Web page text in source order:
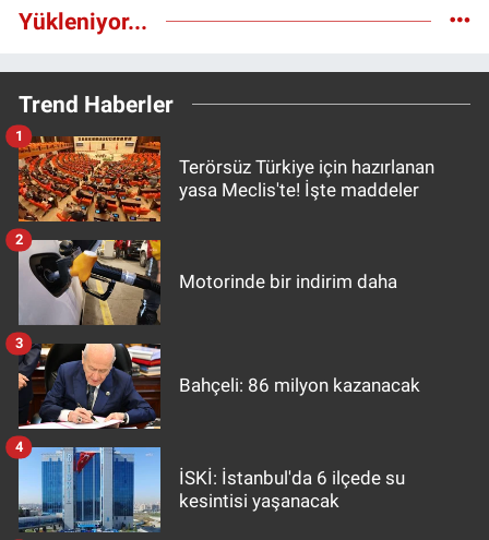
Yükleniyor...
Trend Haberler
Terörsüz Türkiye için hazırlanan
yasa Meclis'te! İşte maddeler
1
Motorinde bir indirim daha
2
Bahçeli: 86 milyon kazanacak
3
İSKİ: İstanbul'da 6 ilçede su
kesintisi yaşanacak
4